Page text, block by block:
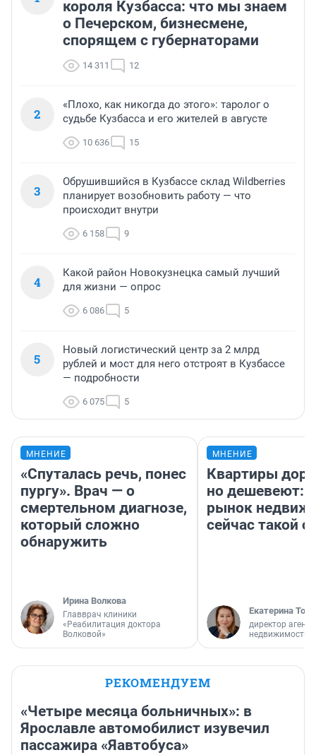
короля Кузбасса: что мы знаем
о Печерском, бизнесмене,
спорящем с губернаторами
14 311 12
2
«Плохо, как никогда до этого»: таролог о
судьбе Кузбасса и его жителей в августе
10 636 15
3
Обрушившийся в Кузбассе склад Wildberries
планирует возобновить работу — что
происходит внутри
6 158 9
4
Какой район Новокузнецка самый лучший
для жизни — опрос
6 086 5
5
Новый логистический центр за 2 млрд
рублей и мост для него отстроят в Кузбассе
— подробности
6 075 5
МНЕНИЕ
«Спуталась речь, понес
пургу». Врач — о
смертельном диагнозе,
который сложно
обнаружить
Ирина Волкова
Главврач клиники
«Реабилитация доктора
Волковой»
МНЕНИЕ
Квартиры
но дешевеют:
рынок
сейчас такой
Екатерина
директор
недвижимости
РЕКОМЕНДУЕМ
«Четыре месяца больничных»: в
Ярославле автомобилист изувечил
пассажира «Яавтобуса»